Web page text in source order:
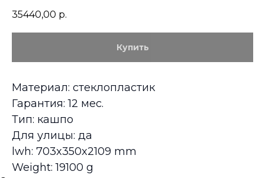
35440,00 р.
Купить
Материал: стеклопластик
Гарантия: 12 мес.
Тип: кашпо
Для улицы: да
lwh: 703x350x2109 mm
Weight: 19100 g